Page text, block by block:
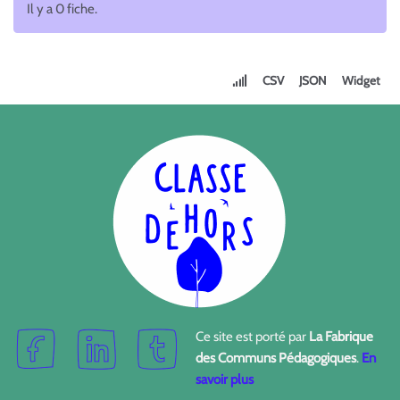
Il y a 0 fiche.
CSV JSON Widget
Ce site est porté par La Fabrique
des Communs Pédagogiques. En
savoir plus